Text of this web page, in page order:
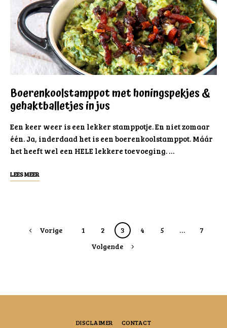
Boerenkoolstamppot met honingspekjes &
gehaktballetjes in jus
Een keer weer is een lekker stamppotje. En niet zomaar
één. Ja, inderdaad het is een boerenkoolstamppot. Máár
het heeft wel een HELE lekkere toevoeging. …
LEES MEER
Posts
Vorige 1 2 3 4 5 …
7
Volgende
DISCLAIMER CONTACT